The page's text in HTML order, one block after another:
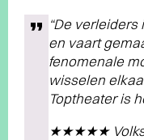
“De
en vaart
fenomenale
wisselen
Toptheater is
★★★★★